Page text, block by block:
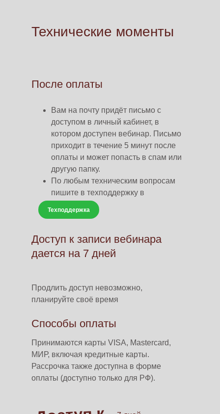
Технические моменты
После оплаты
Доступ к записи вебинара
дается на 7 дней
Способы оплаты
Принимаются карты VISA, Mastercard,
МИР, включая кредитные карты.
Рассрочка также доступна в форме
оплаты (доступно только для РФ).
Продлить доступ невозможно,
планируйте своё время
Вам на почту придёт письмо с
доступом в личный кабинет, в
котором доступен вебинар. Письмо
приходит в течение 5 минут после
оплаты и может попасть в спам или
другую папку.
По любым техническим вопросам
пишите в техподдержку в
Техподдержка